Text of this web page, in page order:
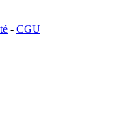
- CGU